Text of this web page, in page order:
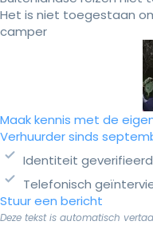
Het is niet toegestaan
camper
Maak kennis met de
Verhuurder sinds
Identiteit geverifieerd
Telefonisch
Stuur een bericht
Deze tekst is automatisch